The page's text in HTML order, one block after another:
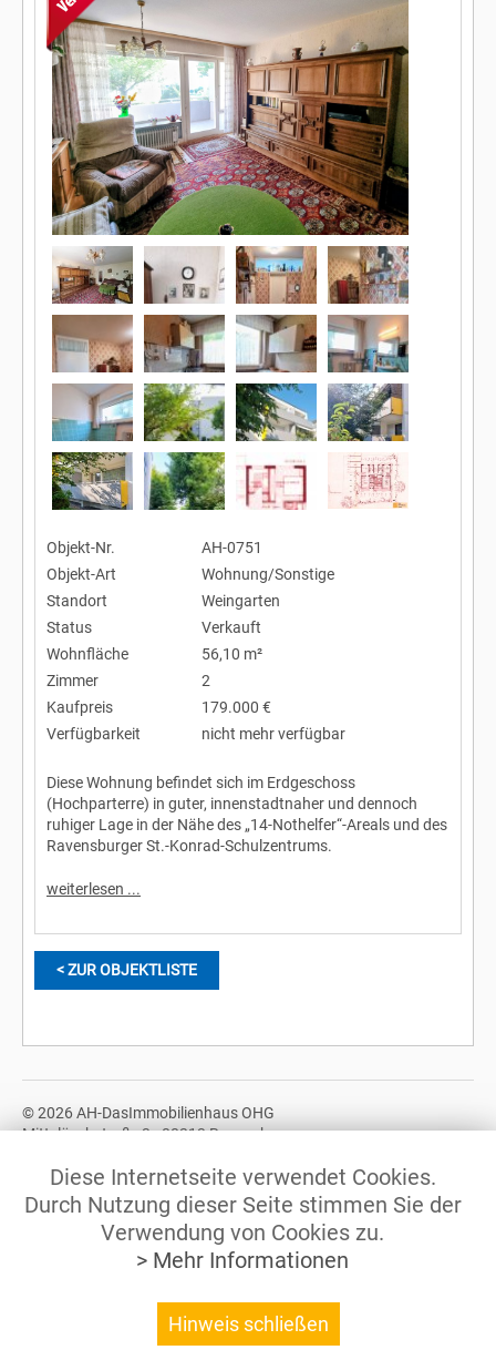
Objekt-Nr.
AH-0751
Objekt-Art
Wohnung/Sonstige
Standort
Weingarten
Status
Verkauft
Wohnfläche
56,10 m²
Zimmer
2
Kaufpreis
179.000 €
Verfügbarkeit
nicht mehr verfügbar
Diese Wohnung befindet sich im Erdgeschoss
(Hochparterre) in guter, innenstadtnaher und dennoch
ruhiger Lage in der Nähe des „14-Nothelfer“-Areals und des
Ravensburger St.-Konrad-Schulzentrums.
weiterlesen ...
< ZUR OBJEKTLISTE
© 2026 AH-DasImmobilienhaus OHG
Mittelöschstraße 3 - 88213 Ravensburg
© 2026 AH-DasImmobilienhaus GbR
Mittelöschstraße 3 - 88213 Ravensburg
Tel.: +49 (0)751 / 370 678 12
Diese Internetseite verwendet Cookies.
Durch Nutzung dieser Seite stimmen Sie der
Verwendung von Cookies zu.
> Mehr Informationen
Hinweis schließen